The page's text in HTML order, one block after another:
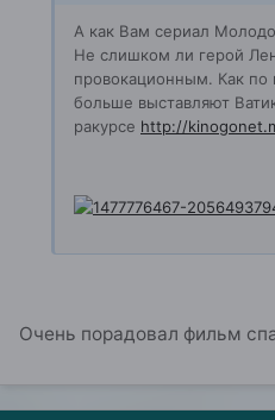
А как Вам сериал
Не слишком ли герой
провокационным. Как по
больше выставляют
ракурсе http://
Очень порадовал фильм